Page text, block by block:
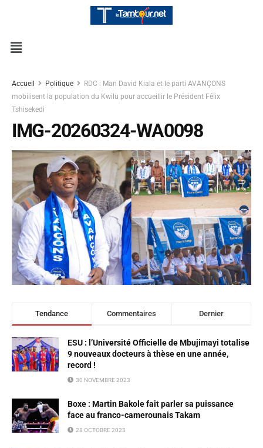
Accueil Politique
RDC : Man David Kiala et le parti AVANÇONS
mobilisent la population du Kwilu pour accueillir le Président Félix
Tshisekedi
IMG-20260324-WA0098
Tendance Commentaires Dernier
ESU : l’Université Officielle de Mbujimayi totalise
9 nouveaux docteurs à thèse en une année,
record !
30 NOVEMBRE 2023
Boxe : Martin Bakole fait parler sa puissance
face au franco-camerounais Takam
28 OCTOBRE 2023